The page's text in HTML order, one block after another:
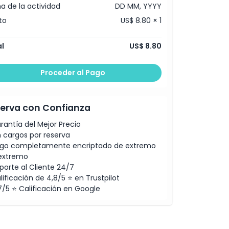
de la actividad
DD MM, YYYY
US$ 8.80 × 1
US$ 8.80
Proceder al Pago
con Confianza
del Mejor Precio
cargos por reserva
completamente encriptado de extremo
al Cliente 24/7
de 4,8/5 ⭐ en Trustpilot
5 ⭐ Calificación en Google